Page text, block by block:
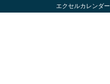
エクセルカレンダー